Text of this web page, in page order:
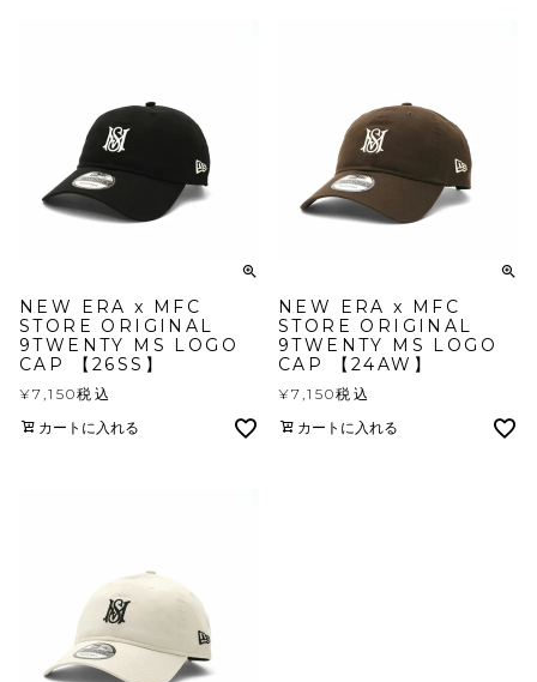
NEW ERA x MFC
STORE ORIGINAL
9TWENTY MS LOGO
CAP 【26SS】
¥7,150税込
カートに入れる
NEW ERA x MFC
STORE ORIGINAL
9TWENTY MS LOGO
CAP 【24AW】
¥7,150税込
カートに入れる